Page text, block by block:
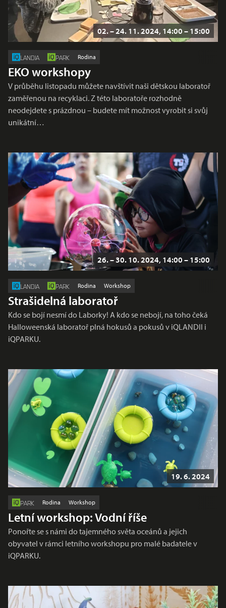
02. – 24. 11. 2024, 14:00 – 15:00
LANDIA PARK Rodina
EKO workshopy
V průběhu listopadu můžete navštívit naši dětskou laboratoř
zaměřenou na recyklaci. Z této laboratoře rozhodně
neodejdete s prázdnou – budete mít možnost vyrobit si svůj
unikátní…
26. – 30. 10. 2024, 14:00 – 15:00
LANDIA PARK Rodina Workshop
Strašidelná laboratoř
Kdo se bojí nesmí do Laborky! A kdo se nebojí, na toho čeká
Halloweenská laboratoř plná hokusů a pokusů v iQLANDII i
iQPARKU.
19. 6. 2024
PARK Rodina Workshop
Letní workshop: Vodní říše
Ponořte se s námi do tajemného světa oceánů a jejich
obyvatel v rámci letního workshopu pro malé badatele v
iQPARKU.